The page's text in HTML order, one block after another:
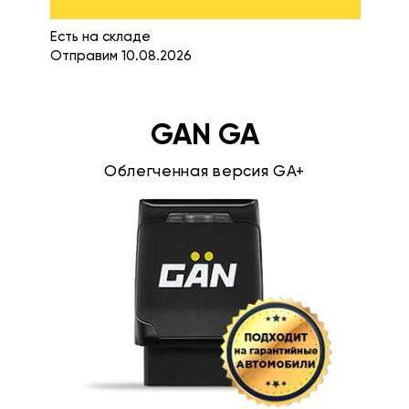
Есть на складе
Отправим 10.08.2026
GAN GA
Облегченная версия GA+